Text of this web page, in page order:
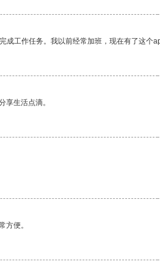
工作任务。我以前经常加班，现在有了这个
享生活点滴。
方便。